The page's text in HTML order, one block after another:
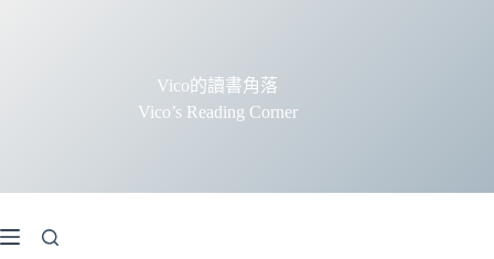
Vico的讀書角落
Vico’s Reading Corner